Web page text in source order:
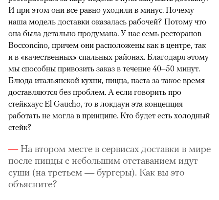
И при этом они все равно уходили в минус. Почему
наша модель доставки оказалась рабочей? Потому что
она была детально продумана. У нас семь ресторанов
Bocconcino, причем они расположены как в центре, так
и в «качественных» спальных районах. Благодаря этому
мы способны привозить заказ в течение 40–50 минут.
Блюда итальянской кухни, пицца, паста за такое время
доставляются без проблем. А если говорить про
стейкхаус El Gaucho, то в локдаун эта концепция
работать не могла в принципе. Кто будет есть холодный
стейк?
На втором месте в сервисах доставки в мире
после пиццы с небольшим отставанием идут
суши (на третьем — бургеры). Как вы это
объясните?